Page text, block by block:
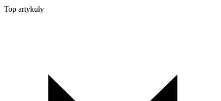
Top artykuły